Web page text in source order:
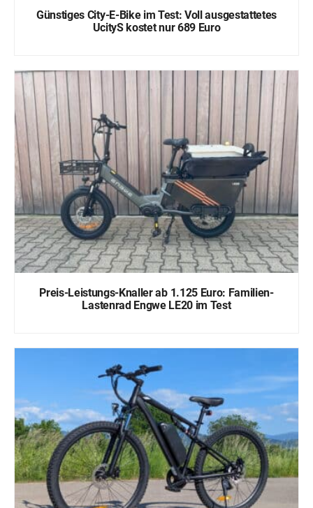
Günstiges City-E-Bike im Test: Voll ausgestattetes
UcityS kostet nur 689 Euro
Preis-Leistungs-Knaller ab 1.125 Euro: Familien-
Lastenrad Engwe LE20 im Test